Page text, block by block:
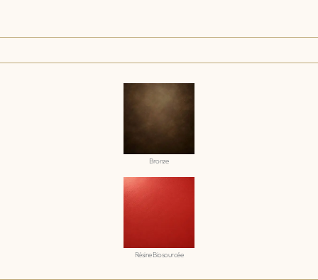
Bronze
Résine Biosourcée